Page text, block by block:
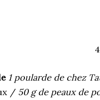
1 poularde de chez
/ 50 g de peaux de